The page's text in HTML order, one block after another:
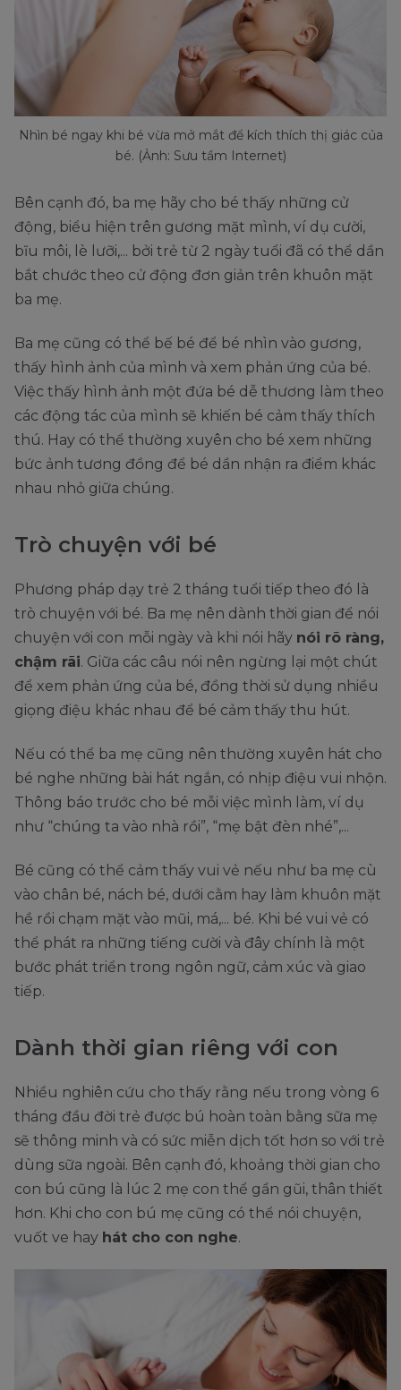
Nhìn bé ngay khi bé vừa mở mắt để kích thích thị giác của
bé. (Ảnh: Sưu tầm Internet)
Bên cạnh đó, ba mẹ hãy cho bé thấy những cử
động, biểu hiện trên gương mặt mình, ví dụ cười,
bĩu môi, lè lưỡi,... bởi trẻ từ 2 ngày tuổi đã có thể dần
bắt chước theo cử động đơn giản trên khuôn mặt
ba mẹ.
Ba mẹ cũng có thể bế bé để bé nhìn vào gương,
thấy hình ảnh của mình và xem phản ứng của bé.
Việc thấy hình ảnh một đứa bé dễ thương làm theo
các động tác của mình sẽ khiến bé cảm thấy thích
thú. Hay có thể thường xuyên cho bé xem những
bức ảnh tương đồng để bé dần nhận ra điểm khác
nhau nhỏ giữa chúng.
Trò chuyện với bé
Phương pháp dạy trẻ 2 tháng tuổi tiếp theo đó là
trò chuyện với bé. Ba mẹ nên dành thời gian để nói
chuyện với con mỗi ngày và khi nói hãy nói rõ ràng,
chậm rãi. Giữa các câu nói nên ngừng lại một chút
để xem phản ứng của bé, đồng thời sử dụng nhiều
giọng điệu khác nhau để bé cảm thấy thu hút.
Nếu có thể ba mẹ cũng nên thường xuyên hát cho
bé nghe những bài hát ngắn, có nhịp điệu vui nhộn.
Thông báo trước cho bé mỗi việc mình làm, ví dụ
như “chúng ta vào nhà rồi”, “mẹ bật đèn nhé”,...
Bé cũng có thể cảm thấy vui vẻ nếu như ba mẹ cù
vào chân bé, nách bé, dưới cằm hay làm khuôn mặt
hề rồi chạm mặt vào mũi, má,... bé. Khi bé vui vẻ có
thể phát ra những tiếng cười và đây chính là một
bước phát triển trong ngôn ngữ, cảm xúc và giao
tiếp.
Dành thời gian riêng với con
Nhiều nghiên cứu cho thấy rằng nếu trong vòng 6
tháng đầu đời trẻ được bú hoàn toàn bằng sữa mẹ
sẽ thông minh và có sức miễn dịch tốt hơn so với trẻ
dùng sữa ngoài. Bên cạnh đó, khoảng thời gian cho
con bú cũng là lúc 2 mẹ con thể gần gũi, thân thiết
hơn. Khi cho con bú mẹ cũng có thể nói chuyện,
vuốt ve hay hát cho con nghe.